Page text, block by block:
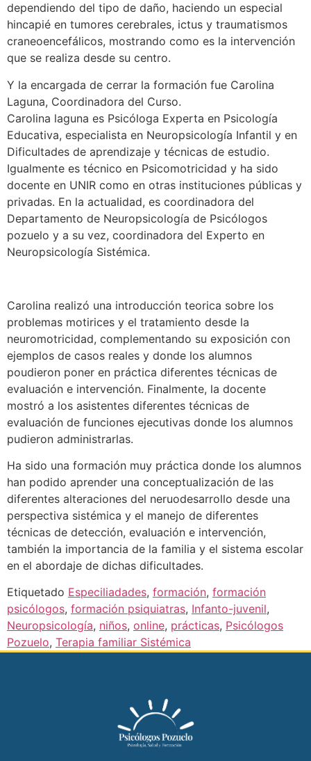
dependiendo del tipo de daño, haciendo un especial
hincapié en tumores cerebrales, ictus y traumatismos
craneoencefálicos, mostrando como es la intervención
que se realiza desde su centro.
Y la encargada de cerrar la formación fue Carolina
Laguna, Coordinadora del Curso.
Carolina laguna es Psicóloga Experta en Psicología
Educativa, especialista en Neuropsicología Infantil y en
Dificultades de aprendizaje y técnicas de estudio.
Igualmente es técnico en Psicomotricidad y ha sido
docente en UNIR como en otras instituciones públicas y
privadas. En la actualidad, es coordinadora del
Departamento de Neuropsicología de Psicólogos
pozuelo y a su vez, coordinadora del Experto en
Neuropsicología Sistémica.
Carolina realizó una introducción teorica sobre los
problemas motirices y el tratamiento desde la
neuromotricidad, complementando su exposición con
ejemplos de casos reales y donde los alumnos
poudieron poner en práctica diferentes técnicas de
evaluación e intervención. Finalmente, la docente
mostró a los asistentes diferentes técnicas de
evaluación de funciones ejecutivas donde los alumnos
pudieron administrarlas.
Ha sido una formación muy práctica donde los alumnos
han podido aprender una conceptualización de las
diferentes alteraciones del neruodesarrollo desde una
perspectiva sistémica y el manejo de diferentes
técnicas de detección, evaluación e intervención,
también la importancia de la familia y el sistema escolar
en el abordaje de dichas dificultades.
Etiquetado Especiliadades, formación, formación
psicólogos, formación psiquiatras, Infanto-juvenil,
Neuropsicología, niños, online, prácticas, Psicólogos
Pozuelo, Terapia familiar Sistémica